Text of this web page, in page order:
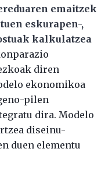
emaitzek
eskurapen-,
kalkulatzea
diren
ekonomikoa
pilen
dira. Modelo
diseinu-
duen elementu